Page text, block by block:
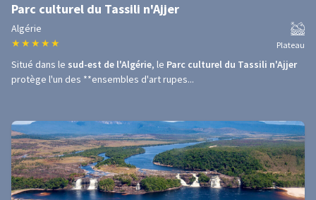
Parc culturel du Tassili n'Ajjer
Algérie
★ ★ ★ ★ ★ Plateau
Situé dans le sud-est de l'Algérie, le Parc culturel du Tassili n'Ajjer
protège l'un des **ensembles d'art rupes...